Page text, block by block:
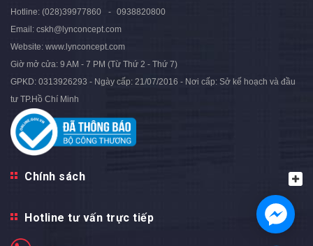
Hotline: (028)39977860
0938820800
Email: cskh@lynconcept.com
Website: www.lynconcept.com
Giờ mở cửa: 9 AM - 7 PM (Từ Thứ 2 - Thứ 7)
GPKD: 0313926293 - Ngày cấp: 21/07/2016 - Nơi cấp: Sở kế hoạch và đầu
tư TP.Hồ Chí Minh
Chính sách
Hotline tư vấn trực tiếp